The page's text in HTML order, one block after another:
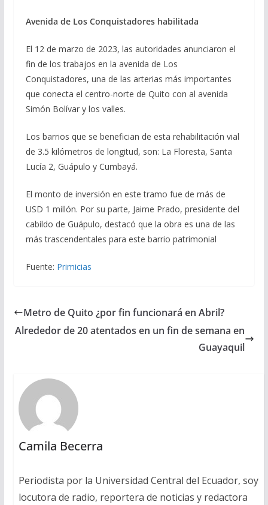
Avenida de Los Conquistadores habilitada
El 12 de marzo de 2023, las autoridades anunciaron el
fin de los trabajos en la avenida de Los
Conquistadores, una de las arterias más importantes
que conecta el centro-norte de Quito con al avenida
Simón Bolívar y los valles.
Los barrios que se benefician de esta rehabilitación vial
de 3.5 kilómetros de longitud, son: La Floresta, Santa
Lucía 2, Guápulo y Cumbayá.
El monto de inversión en este tramo fue de más de
USD 1 millón. Por su parte, Jaime Prado, presidente del
cabildo de Guápulo, destacó que la obra es una de las
más trascendentales para este barrio patrimonial
Fuente: Primicias
Metro de Quito ¿por fin funcionará en Abril?
Alrededor de 20 atentados en un fin de semana en
Guayaquil
Camila Becerra
Periodista por la Universidad Central del Ecuador, soy
locutora de radio, reportera de noticias y redactora